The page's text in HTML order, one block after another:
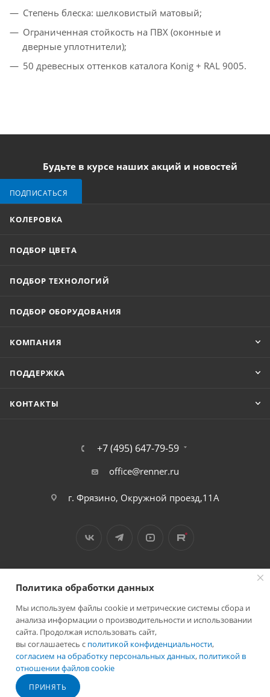
Степень блеска: шелковистый матовый;
Ограниченная стойкость на ПВХ (оконные и
дверные уплотнители);
50 древесных оттенков каталога Konig + RAL 9005.
Будьте в курсе наших акций и новостей
ПОДПИСАТЬСЯ
КОЛЕРОВКА
ПОДБОР ЦВЕТА
ПОДБОР ТЕХНОЛОГИЙ
ПОДБОР ОБОРУДОВАНИЯ
КОМПАНИЯ
ПОДДЕРЖКА
КОНТАКТЫ
+7 (495) 647-79-59
office@renner.ru
г. Фрязино, Окружной проезд,11А
2026 © Лига - каталог лакокрасочных покрытий
Политика обработки данных
Мы используем файлы cookie и метрические системы сбора и
анализа информации о производительности и использовании
сайта. Продолжая использовать сайт,
вы соглашаетесь с политикой конфиденциальности,
согласием на обработку персональных данных, политикой в
отношении файлов cookie
ПРИНЯТЬ